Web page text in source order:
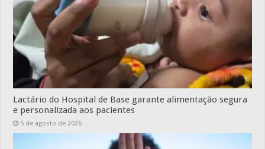
Lactário do Hospital de Base garante alimentação segura
e personalizada aos pacientes
5 de agosto de 2026